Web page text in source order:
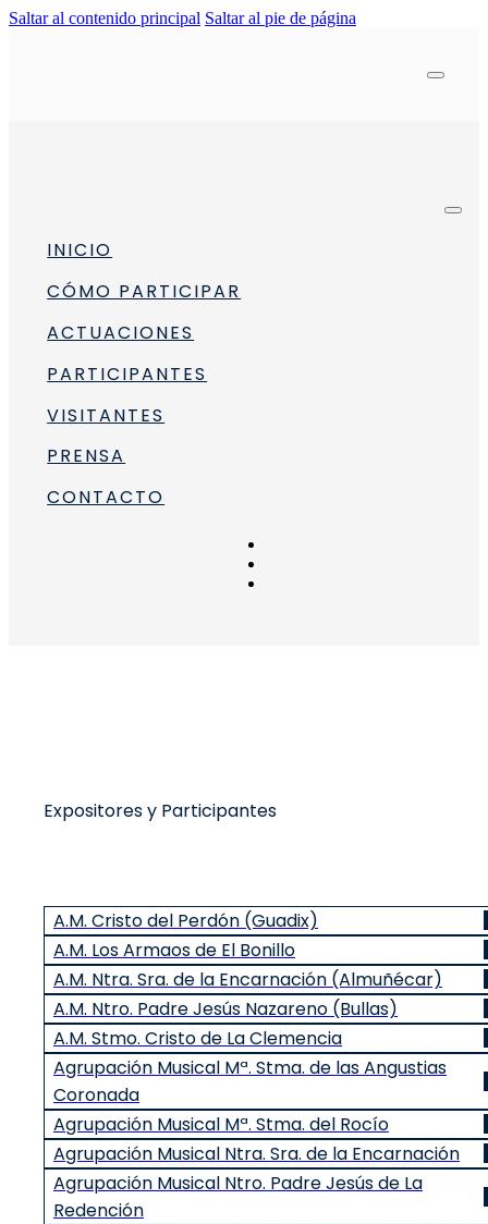
Saltar al contenido principal Saltar al pie de página
INICIO
CÓMO PARTICIPAR
ACTUACIONES
PARTICIPANTES
VISITANTES
PRENSA
CONTACTO
Expositores y Participantes
A.M. Cristo del Perdón (Guadix)
A.M. Los Armaos de El Bonillo
A.M. Ntra. Sra. de la Encarnación (Almuñécar)
A.M. Ntro. Padre Jesús Nazareno (Bullas)
A.M. Stmo. Cristo de La Clemencia
Agrupación Musical Mª. Stma. de las Angustias
Coronada
Agrupación Musical Mª. Stma. del Rocío
Agrupación Musical Ntra. Sra. de la Encarnación
Agrupación Musical Ntro. Padre Jesús de La
Redención
con discapacidad visual
convulsiones